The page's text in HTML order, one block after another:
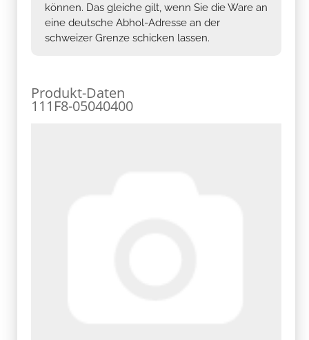
können. Das gleiche gilt, wenn Sie die Ware an
eine deutsche Abhol-Adresse an der
schweizer Grenze schicken lassen.
Produkt-Daten
111F8-05040400